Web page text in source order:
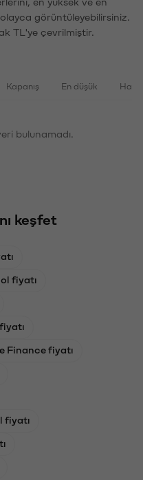
en yüksek ve en
görüntüleyebilirsiniz.
TL'ye çevrilmiştir.
Kapanış En düşük
bulunamadı.
keşfet
fiyatı
Finance fiyatı
fiyatı